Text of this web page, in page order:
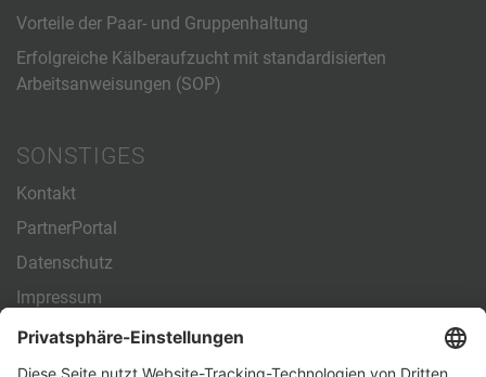
Vorteile der Paar- und Gruppenhaltung
Erfolgreiche Kälberaufzucht mit standardisierten
Arbeitsanweisungen (SOP)
SONSTIGES
Kontakt
PartnerPortal
Datenschutz
Impressum
Allgemeine Geschäftsbedingungen